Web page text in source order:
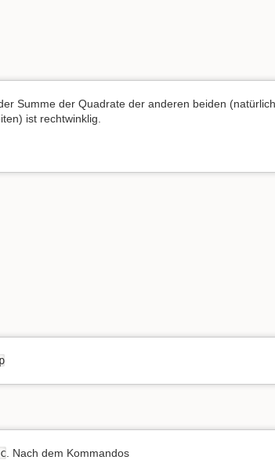
Summe der Quadrate der anderen beiden
ist rechtwinklig.
. Nach dem Kommandos